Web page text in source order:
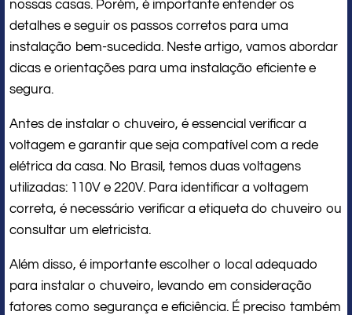
nossas casas. Porém, é importante entender os
detalhes e seguir os passos corretos para uma
instalação bem-sucedida. Neste artigo, vamos abordar
dicas e orientações para uma instalação eficiente e
segura.
Antes de instalar o chuveiro, é essencial verificar a
voltagem e garantir que seja compatível com a rede
elétrica da casa. No Brasil, temos duas voltagens
utilizadas: 110V e 220V. Para identificar a voltagem
correta, é necessário verificar a etiqueta do chuveiro ou
consultar um eletricista.
Além disso, é importante escolher o local adequado
para instalar o chuveiro, levando em consideração
fatores como segurança e eficiência. É preciso também